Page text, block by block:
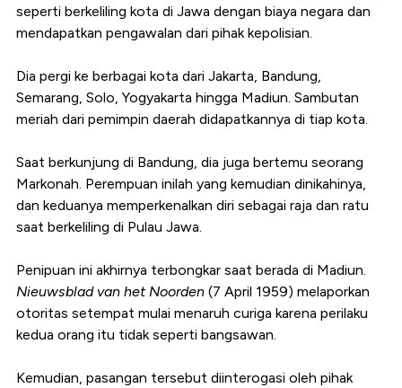
seperti berkeliling kota di Jawa dengan biaya negara dan
mendapatkan pengawalan dari pihak kepolisian.
Dia pergi ke berbagai kota dari Jakarta, Bandung,
Semarang, Solo, Yogyakarta hingga Madiun. Sambutan
meriah dari pemimpin daerah didapatkannya di tiap kota.
Saat berkunjung di Bandung, dia juga bertemu seorang
Markonah. Perempuan inilah yang kemudian dinikahinya,
dan keduanya memperkenalkan diri sebagai raja dan ratu
saat berkeliling di Pulau Jawa.
Penipuan ini akhirnya terbongkar saat berada di Madiun.
Nieuwsblad van het Noorden (7 April 1959) melaporkan
otoritas setempat mulai menaruh curiga karena perilaku
kedua orang itu tidak seperti bangsawan.
Kemudian, pasangan tersebut diinterogasi oleh pihak